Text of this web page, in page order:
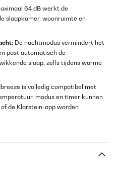
64 dB werkt de
slaapkamer, woonruimte en
De nachtmodus vermindert het
past automatisch de
slaap, zelfs tijdens warme
is volledig compatibel met
modus en timer kunnen
de Klarstein-app worden